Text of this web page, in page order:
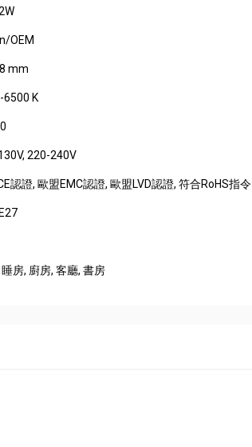
OEM
mm
6500 K
220-240V
認證, 歐盟EMC認證, 歐盟LVD認證, 符合RoHS指令
睡房, 廚房, 客廳, 書房